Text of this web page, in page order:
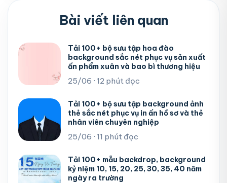
Bài viết liên quan
Tải 100+ bộ sưu tập hoa đào
background sắc nét phục vụ sản xuất
ấn phẩm xuân và bao bì thương hiệu
25/06 · 12 phút đọc
Tải 100+ bộ sưu tập background ảnh
thẻ sắc nét phục vụ in ấn hồ sơ và thẻ
nhân viên chuyên nghiệp
25/06 · 11 phút đọc
Tải 100+ mẫu backdrop, background
kỷ niệm 10, 15, 20, 25, 30, 35, 40 năm
ngày ra trường